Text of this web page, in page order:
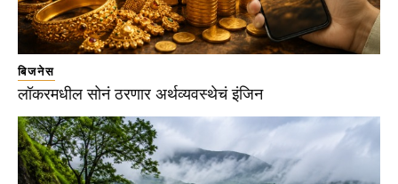
बिजनेस
लॉकरमधील सोनं ठरणार अर्थव्यवस्थेचं इंजिन